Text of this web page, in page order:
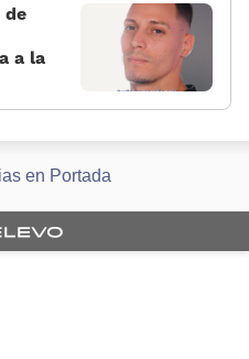
de
a la
en Portada